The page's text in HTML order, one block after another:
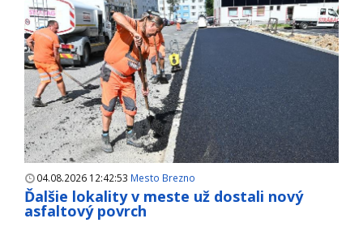
04.08.2026 12:42:53 Mesto Brezno
Ďalšie lokality v meste už dostali nový
asfaltový povrch